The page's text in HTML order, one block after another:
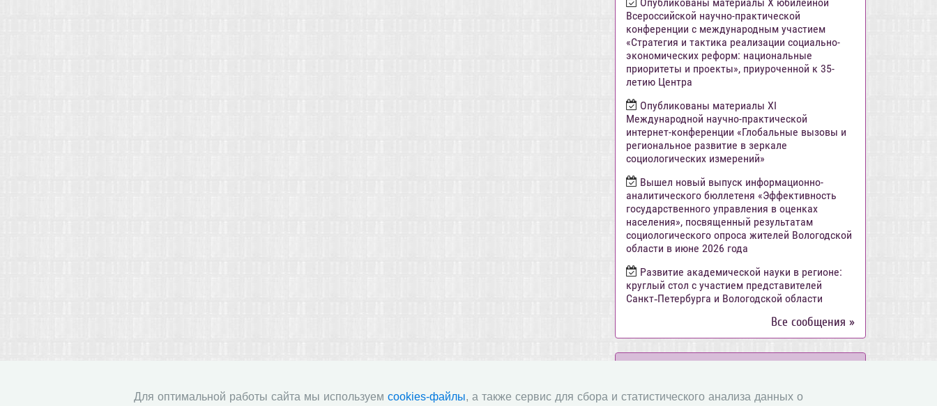
Всероссийской научно-практической
конференции с международным участием
«Стратегия и тактика реализации социально-
экономических реформ: национальные
приоритеты и проекты», приуроченной к 35-
летию Центра
Опубликованы материалы XI
Международной научно-практической
интернет-конференции «Глобальные вызовы и
региональное развитие в зеркале
социологических измерений»
Вышел новый выпуск информационно-
аналитического бюллетеня «Эффективность
государственного управления в оценках
населения», посвященный результатам
социологического опроса жителей Вологодской
области в июне 2026 года
Развитие академической науки в регионе:
круглый стол с участием представителей
Санкт‑Петербурга и Вологодской области
Все сообщения »
Для оптимальной работы сайта мы используем cookies-файлы, а также сервис для сбора и статистического анализа данных о